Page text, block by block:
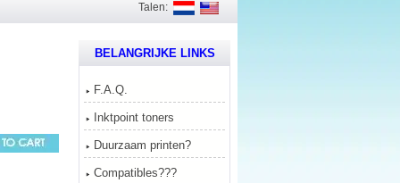
Talen:
BELANGRIJKE LINKS
F.A.Q.
Inktpoint toners
Duurzaam printen?
Compatibles???